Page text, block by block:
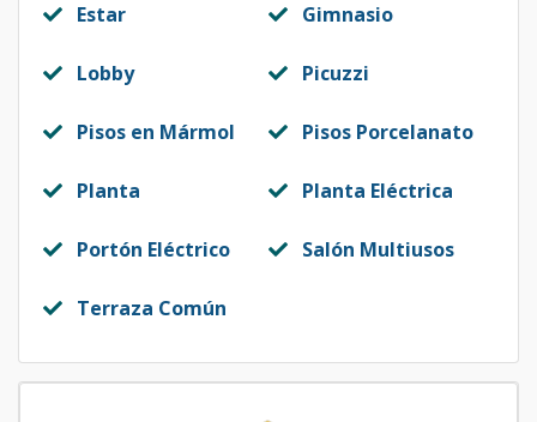
Estar Gimnasio
Lobby Picuzzi
Pisos en Mármol Pisos Porcelanato
Planta Planta Eléctrica
Portón Eléctrico Salón Multiusos
Terraza Común